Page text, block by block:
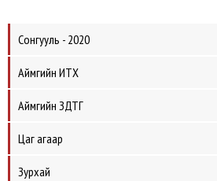
Сонгууль - 2020
Аймгийн ИТХ
Аймгийн ЗДТГ
Цаг агаар
Зурхай